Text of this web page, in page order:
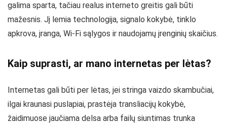
galima sparta, tačiau realus interneto greitis gali būti
mažesnis. Jį lemia technologija, signalo kokybė, tinklo
apkrova, įranga, Wi-Fi sąlygos ir naudojamų įrenginių skaičius.
Kaip suprasti, ar mano internetas per lėtas?
Internetas gali būti per lėtas, jei stringa vaizdo skambučiai,
ilgai kraunasi puslapiai, prastėja transliacijų kokybė,
žaidimuose jaučiama delsa arba failų siuntimas trunka